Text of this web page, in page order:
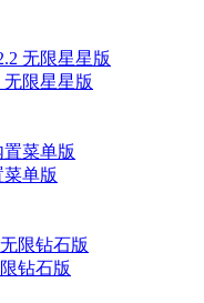
限星星版
单版
钻石版